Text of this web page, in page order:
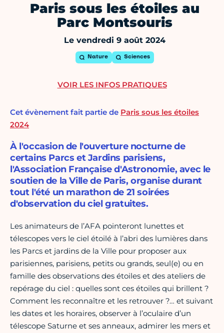
Paris sous les étoiles au
Parc Montsouris
Le vendredi 9 août 2024
Nature Sciences
Cet évènement fait partie de Paris sous les étoiles
2024
À l'occasion de l'ouverture nocturne de
certains Parcs et Jardins parisiens,
l'Association Française d'Astronomie, avec le
soutien de la Ville de Paris, organise durant
tout l'été un marathon de 21 soirées
d'observation du ciel gratuites.
Les animateurs de l’AFA pointeront lunettes et
télescopes vers le ciel étoilé à l’abri des lumières dans
les Parcs et jardins de la Ville pour proposer aux
parisiennes, parisiens, petits ou grands, seul(e) ou en
famille des observations des étoiles et des ateliers de
repérage du ciel : quelles sont ces étoiles qui brillent ?
Comment les reconnaître et les retrouver ?… et suivant
les dates et les horaires, observer à l’oculaire d’un
télescope Saturne et ses anneaux, admirer les mers et
VOIR LES INFOS PRATIQUES